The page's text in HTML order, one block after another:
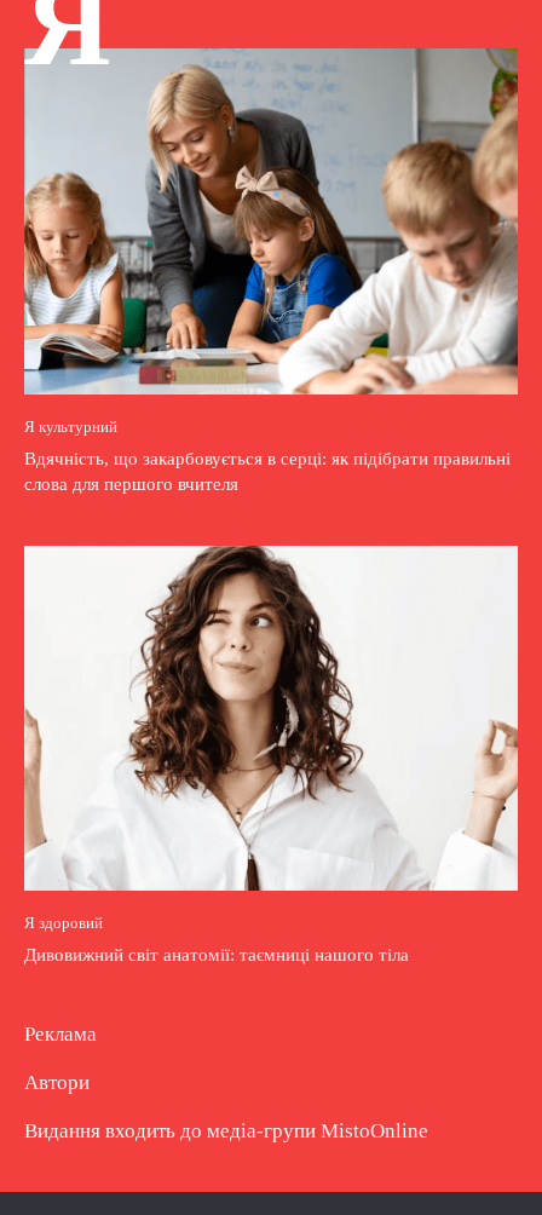
Я культурний
Вдячність, що закарбовується в серці: як підібрати правильні
слова для першого вчителя
Я здоровий
Дивовижний світ анатомії: таємниці нашого тіла
Реклама
Автори
Видання входить до медіа-групи MistoOnline